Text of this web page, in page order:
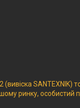
(вивіска SANTEXNIK)
ринку, особистий